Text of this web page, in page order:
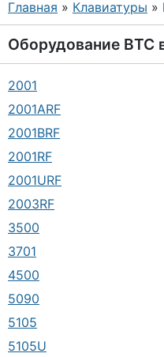
Главная » Клавиатуры »
Оборудование BTC
2001
2001ARF
2001BRF
2001RF
2001URF
2003RF
3500
3701
4500
5090
5105
5105U